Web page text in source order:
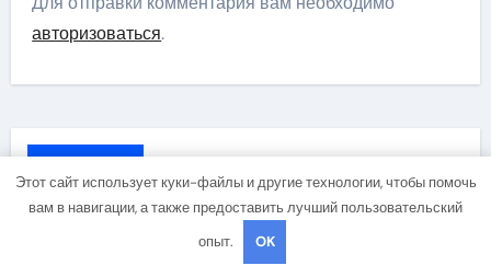
авторизоваться.
Этот сайт использует куки-файлы и другие технологии, чтобы помочь
вам в навигации, а также предоставить лучший пользовательский
опыт.
OK